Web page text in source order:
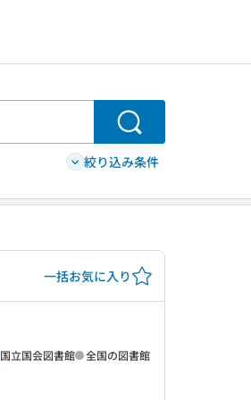
検索
絞り込み条件
一括お気に入り
国立国会図書館 全国の図書館